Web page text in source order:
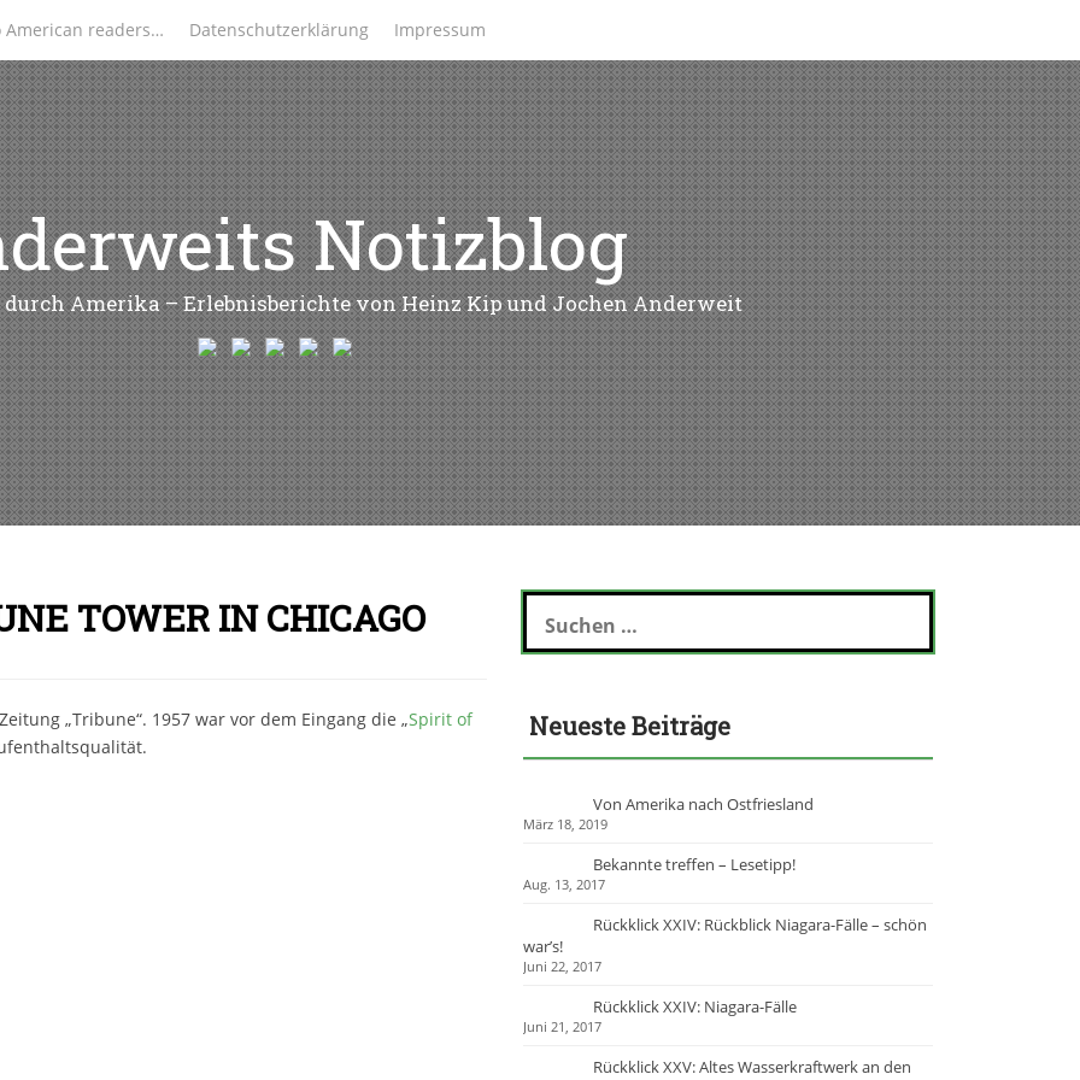
American readers… Datenschutzerklärung Impressum
Notizblog
Amerika – Erlebnisberichte von Heinz Kip und Jochen Anderweit
TOWER IN CHICAGO
„Tribune“. 1957 war vor dem Eingang die „Spirit of
c
n
h
Neueste Beiträge
Von Amerika nach Ostfriesland
März 18, 2019
Bekannte treffen – Lesetipp!
Aug. 13, 2017
Rückklick XXIV: Rückblick Niagara-Fälle – schön
war’s!
Juni 22, 2017
Rückklick XXIV: Niagara-Fälle
Juni 21, 2017
Rückklick XXV: Altes Wasserkraftwerk an den